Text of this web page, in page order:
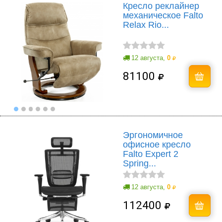
Кресло реклайнер
механическое Falto
Relax Rio...
12 августа, 0
81100
Эргономичное
офисное кресло
Falto Expert 2
Spring...
12 августа, 0
112400